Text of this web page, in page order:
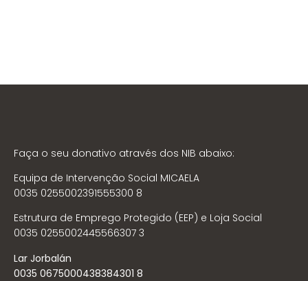
Faça o seu donativo através dos NIB abaixo:
Equipa de Intervenção Social MICAELA
0035 0255002391555300 8
Estrutura de Emprego Protegido (EEP) e Loja Social
0035 0255002445566307 3
Lar Jorbalán
0035 0675000438384301 8